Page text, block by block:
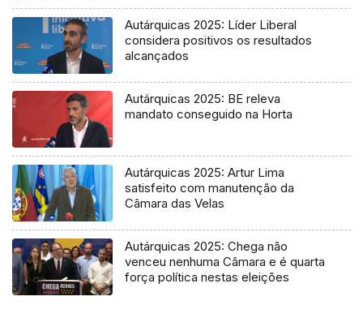
Autárquicas 2025: Líder Liberal
considera positivos os resultados
alcançados
Autárquicas 2025: BE releva
mandato conseguido na Horta
Autárquicas 2025: Artur Lima
satisfeito com manutenção da
Câmara das Velas
Autárquicas 2025: Chega não
venceu nenhuma Câmara e é quarta
força política nestas eleições